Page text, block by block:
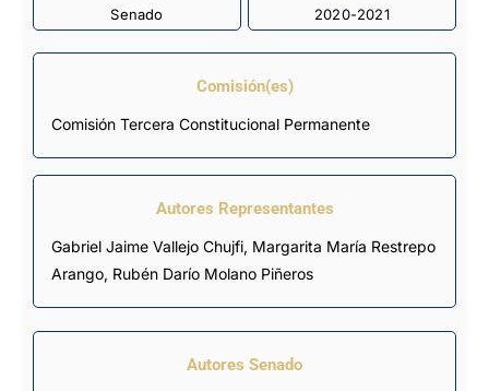
Senado 2020-2021
Comisión(es)
Comisión Tercera Constitucional Permanente
Autores Representantes
Gabriel Jaime Vallejo Chujfi, Margarita María Restrepo
Arango, Rubén Darío Molano Piñeros
Autores Senado